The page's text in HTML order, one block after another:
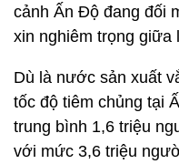
cảnh Ấn Độ đang đối
xin nghiêm trọng giữa
Dù là nước sản xuất
tốc độ tiêm chủng tại
trung bình 1,6 triệu
với mức 3,6 triệu